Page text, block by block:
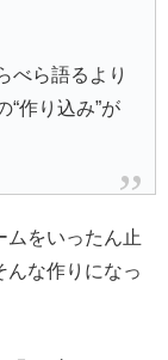
べら語るより
“作り込み”が
ムをいったん止
んな作りになっ